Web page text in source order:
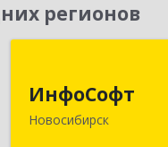
регионов
ИнфоСофт
Новосибирск
630091,
Новосибирск г,